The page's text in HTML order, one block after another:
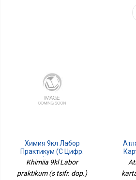
Химия 9кл Лабор
Практикум (с Цифр.
Доп.) Баз И Угл
Khimiia 9kl Labor
praktikum (s tsifr. dop.)